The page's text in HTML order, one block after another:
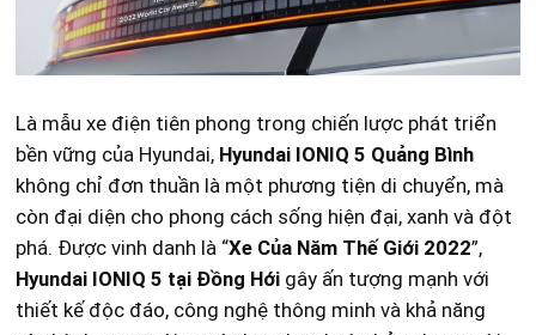
Là mẫu xe điện tiên phong trong chiến lược phát triển
bền vững của Hyundai, Hyundai IONIQ 5 Quảng Bình
không chỉ đơn thuần là một phương tiện di chuyển, mà
còn đại diện cho phong cách sống hiện đại, xanh và đột
phá. Được vinh danh là “Xe Của Năm Thế Giới 2022”,
Hyundai IONIQ 5 tại Đồng Hới gây ấn tượng mạnh với
thiết kế độc đáo, công nghệ thông minh và khả năng